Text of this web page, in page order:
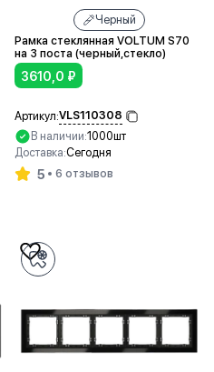
Черный
Рамка стеклянная VOLTUM S70
на 3 поста (черный,стекло)
3610,0 ₽
Артикул:VLS110308
В наличии:1000шт
Доставка:Сегодня
5 6 отзывов